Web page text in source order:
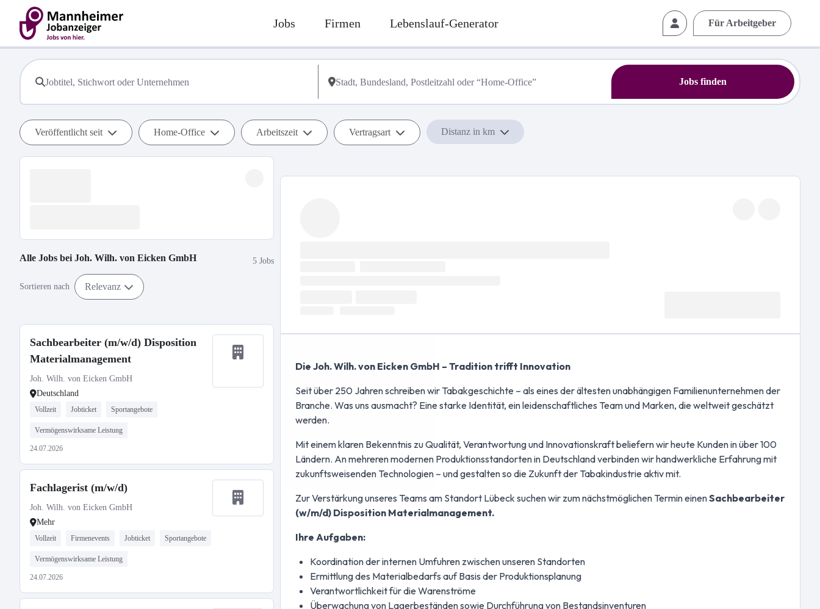
Jobs Firmen Lebenslauf-Generator Für Arbeitgeber
Jobs finden
Veröffentlicht seit Home-Office Arbeitszeit Vertragsart Distanz in km
Alle Jobs bei Joh. Wilh. von Eicken GmbH 5 Jobs
Sortieren nach Relevanz
Sachbearbeiter (m/w/d) Disposition
Materialmanagement
Joh. Wilh. von Eicken GmbH
Deutschland
Vollzeit Jobticket Sportangebote
Vermögenswirksame Leistung
24.07.2026
Fachlagerist (m/w/d)
Joh. Wilh. von Eicken GmbH
Mehr
Vollzeit Firmenevents Jobticket Sportangebote
Vermögenswirksame Leistung
24.07.2026